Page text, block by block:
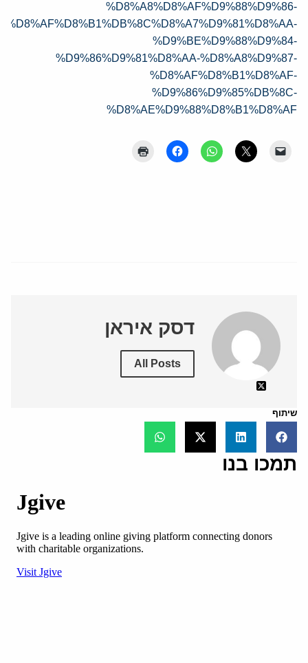
%D8%A8%D8%AF%D9%88%D9%86-
%D8%AF%D8%B1%DB%8C%D8%A7%D9%81%D8%AA-
%D9%BE%D9%88%D9%84-
%D9%86%D9%81%D8%AA-%D8%A8%D9%87-
%D8%AF%D8%B1%D8%AF-
%D9%86%D9%85%DB%8C-
%D8%AE%D9%88%D8%B1%D8%AF
דסק איראן
All Posts
שיתוף
תמכו בנו